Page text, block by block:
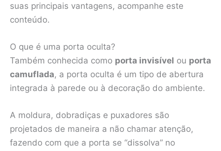
suas principais vantagens, acompanhe este
conteúdo.
O que é uma porta oculta?
Também conhecida como porta invisível ou porta
camuflada, a porta oculta é um tipo de abertura
integrada à parede ou à decoração do ambiente.
A moldura, dobradiças e puxadores são
projetados de maneira a não chamar atenção,
fazendo com que a porta se “dissolva” no